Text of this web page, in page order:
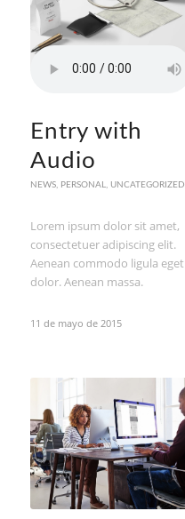
Entry with
Audio
NEWS, PERSONAL UNCATEGORIZED
Lorem ipsum dolor sit amet,
consectetuer adipiscing elit.
Aenean commodo ligula eget
dolor. Aenean massa.
11 de mayo de 2015